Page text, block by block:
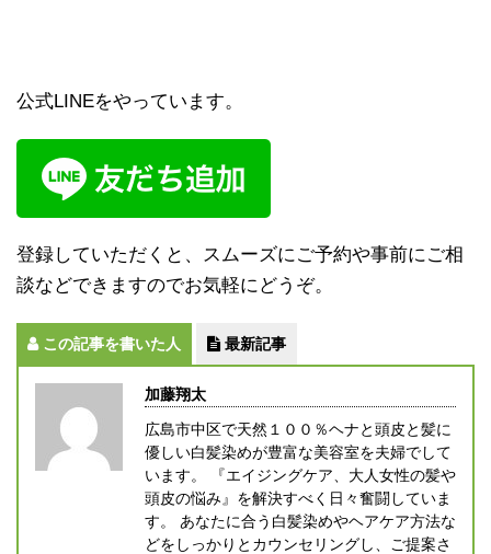
公式LINEをやっています。
登録していただくと、スムーズにご予約や事前にご相
談などできますのでお気軽にどうぞ。
この記事を書いた人 最新記事
加藤翔太
広島市中区で天然１００％ヘナと頭皮と髪に
優しい白髪染めが豊富な美容室を夫婦でして
います。 『エイジングケア、大人女性の髪や
頭皮の悩み』を解決すべく日々奮闘していま
す。 あなたに合う白髪染めやヘアケア方法な
どをしっかりとカウンセリングし、ご提案さ